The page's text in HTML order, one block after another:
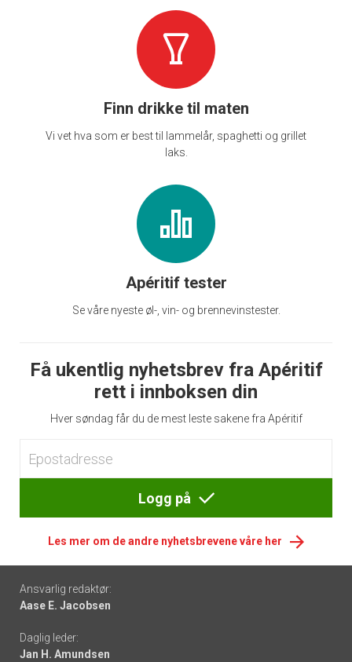
Finn drikke til maten
Vi vet hva som er best til lammelår, spaghetti og grillet
laks.
Apéritif tester
Se våre nyeste øl-, vin- og brennevinstester.
Få ukentlig nyhetsbrev fra Apéritif
rett i innboksen din
Hver søndag får du de mest leste sakene fra Apéritif
Logg på
Les mer om de andre nyhetsbrevene våre her
Footer
-
links
Ansvarlig redaktør:
Aase E. Jacobsen
Daglig leder:
Jan H. Amundsen